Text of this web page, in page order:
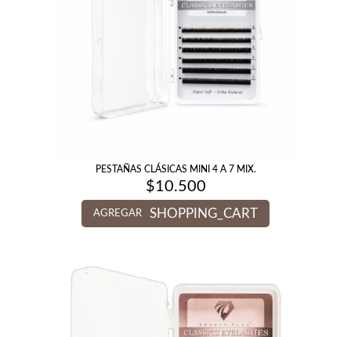
PESTAÑAS CLÁSICAS MINI 4 A 7 MIX.
$10.500
AGREGAR SHOPPING_CART